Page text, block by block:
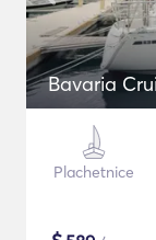
Bavaria
Plachetnice